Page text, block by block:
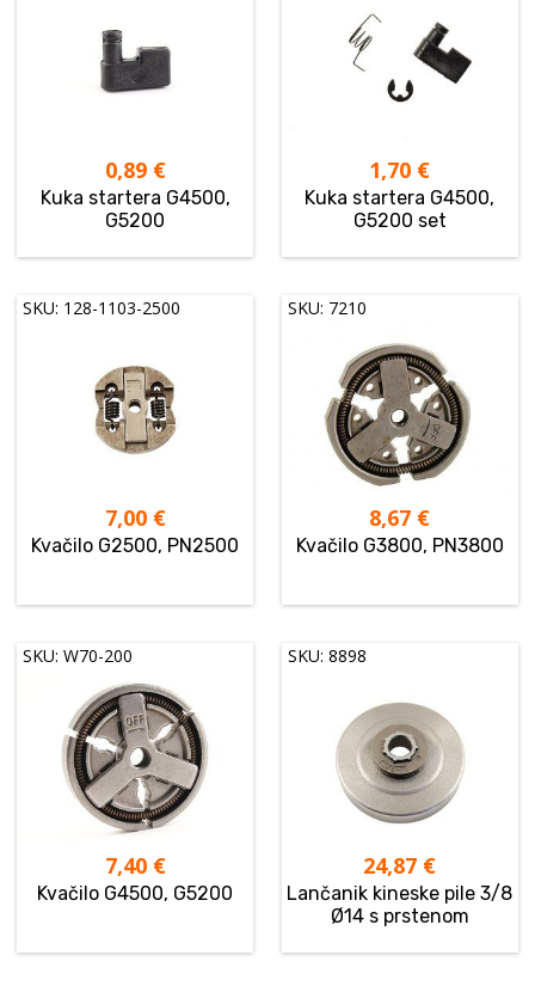
0,89 €
Kuka startera G4500,
G5200
1,70 €
Kuka startera G4500,
G5200 set
SKU: 128-1103-2500
7,00 €
Kvačilo G2500, PN2500
SKU: 7210
8,67 €
Kvačilo G3800, PN3800
SKU: W70-200
7,40 €
Kvačilo G4500, G5200
SKU: 8898
24,87 €
Lančanik kineske pile 3/8
Ø14 s prstenom